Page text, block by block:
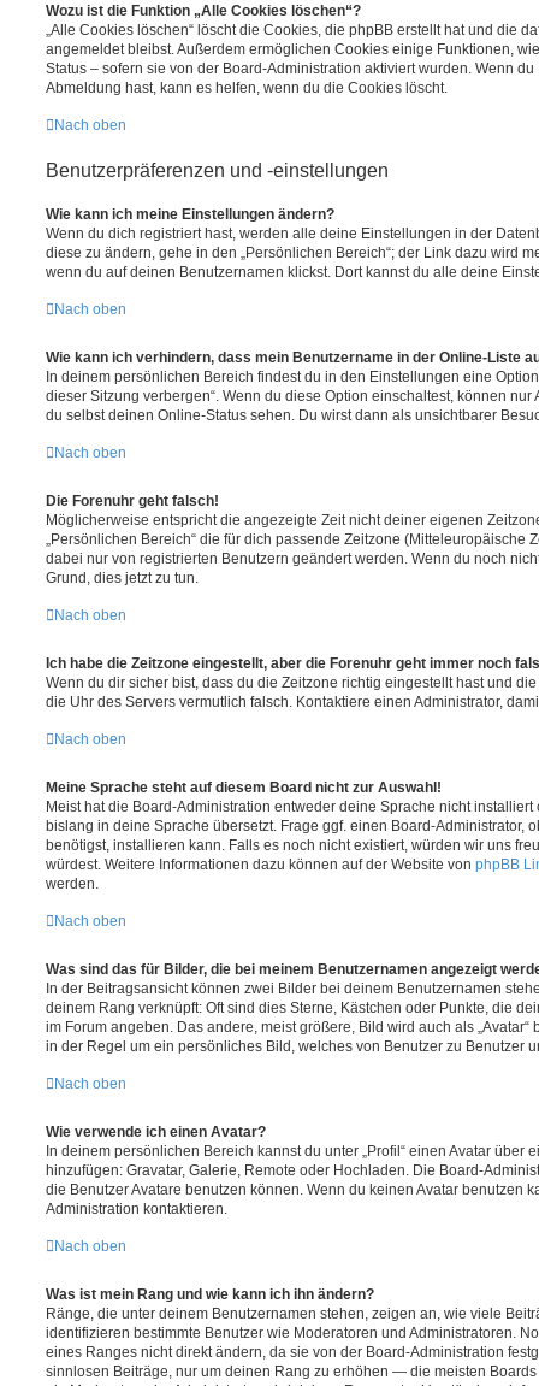
Wozu ist die Funktion „Alle Cookies löschen“?
„Alle Cookies löschen“ löscht die Cookies, die phpBB erstellt hat und die
angemeldet bleibst. Außerdem ermöglichen Cookies einige Funktionen,
Status – sofern sie von der Board-Administration aktiviert wurden. Wenn
Abmeldung hast, kann es helfen, wenn du die Cookies löscht.
Nach oben
Benutzerpräferenzen und -einstellungen
Wie kann ich meine Einstellungen ändern?
Wenn du dich registriert hast, werden alle deine Einstellungen in der
diese zu ändern, gehe in den „Persönlichen Bereich“; der Link dazu wird
wenn du auf deinen Benutzernamen klickst. Dort kannst du alle deine
Nach oben
Wie kann ich verhindern, dass mein Benutzername in der Online-Liste
In deinem persönlichen Bereich findest du in den Einstellungen eine
dieser Sitzung verbergen“. Wenn du diese Option einschaltest, können
du selbst deinen Online-Status sehen. Du wirst dann als unsichtbarer
Nach oben
Die Forenuhr geht falsch!
Möglicherweise entspricht die angezeigte Zeit nicht deiner eigenen
„Persönlichen Bereich“ die für dich passende Zeitzone (Mitteleuropäische
dabei nur von registrierten Benutzern geändert werden. Wenn du noch
Grund, dies jetzt zu tun.
Nach oben
Ich habe die Zeitzone eingestellt, aber die Forenuhr geht immer noch
Wenn du dir sicher bist, dass du die Zeitzone richtig eingestellt hast und
die Uhr des Servers vermutlich falsch. Kontaktiere einen Administrator,
Nach oben
Meine Sprache steht auf diesem Board nicht zur Auswahl!
Meist hat die Board-Administration entweder deine Sprache nicht
bislang in deine Sprache übersetzt. Frage ggf. einen Board-Administrator,
benötigst, installieren kann. Falls es noch nicht existiert, würden wir uns
würdest. Weitere Informationen dazu können auf der Website von phpBB
werden.
Nach oben
Was sind das für Bilder, die bei meinem Benutzernamen angezeigt
In der Beitragsansicht können zwei Bilder bei deinem Benutzernamen
deinem Rang verknüpft: Oft sind dies Sterne, Kästchen oder Punkte, die
im Forum angeben. Das andere, meist größere, Bild wird auch als
in der Regel um ein persönliches Bild, welches von Benutzer zu Benutzer
Nach oben
Wie verwende ich einen Avatar?
In deinem persönlichen Bereich kannst du unter „Profil“ einen Avatar über
hinzufügen: Gravatar, Galerie, Remote oder Hochladen. Die Board-
die Benutzer Avatare benutzen können. Wenn du keinen Avatar benutzen
Administration kontaktieren.
Nach oben
Was ist mein Rang und wie kann ich ihn ändern?
Ränge, die unter deinem Benutzernamen stehen, zeigen an, wie viele
identifizieren bestimmte Benutzer wie Moderatoren und Administratoren.
eines Ranges nicht direkt ändern, da sie von der Board-Administration
sinnlosen Beiträge, nur um deinen Rang zu erhöhen — die meisten